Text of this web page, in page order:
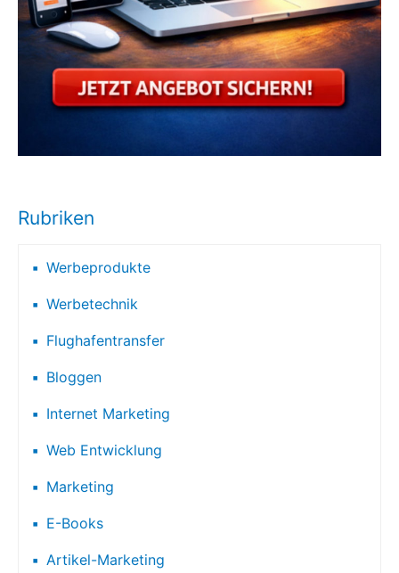
Rubriken
Werbeprodukte
Werbetechnik
Flughafentransfer
Bloggen
Internet Marketing
Web Entwicklung
Marketing
E-Books
Artikel-Marketing